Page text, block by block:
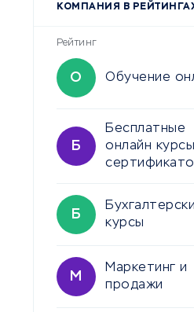
КОМПАНИЯ В
Рейтинг
О Обучение
Б
Бесплатные
онлайн
Б
курсы
М
Маркетинг и
продажи